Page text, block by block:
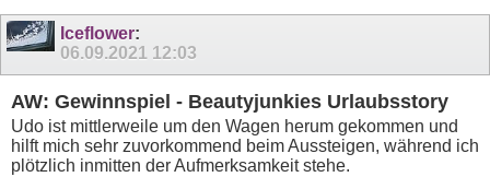
Iceflower:
06.09.2021 12:03
AW: Gewinnspiel - Beautyjunkies Urlaubsstory
Udo ist mittlerweile um den Wagen herum gekommen und
hilft mich sehr zuvorkommend beim Aussteigen, während ich
plötzlich inmitten der Aufmerksamkeit stehe.